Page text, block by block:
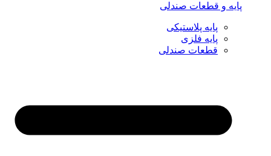
پایه و قطعات صندلی
پایه پلاستیکی
پایه فلزی
قطعات صندلی